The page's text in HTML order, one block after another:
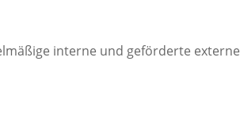
interne und geförderte externe